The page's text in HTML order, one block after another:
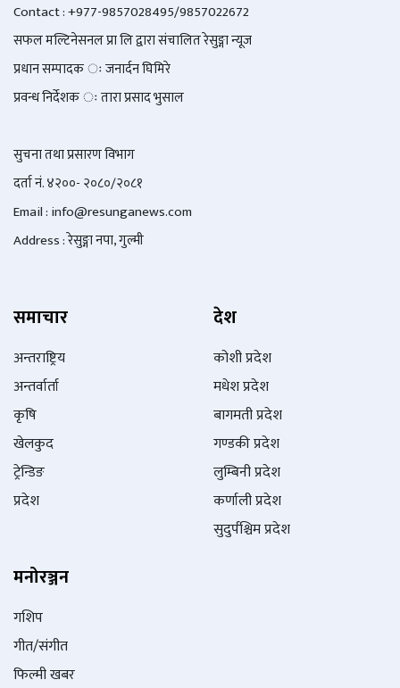
Contact : +977-9857028495/9857022672
सफल मल्टिनेसनल प्रा लि द्वारा संचालित रेसुङ्गा न्यूज
प्रधान सम्पादक ः जनार्दन घिमिरे
प्रवन्ध निर्देशक ः तारा प्रसाद भुसाल
सुचना तथा प्रसारण विभाग
दर्ता नं. ४२००- २०८०/२०८१
Email : info@resunganews.com
Address : रेसुङ्गा नपा, गुल्मी
समाचार
अन्तराष्ट्रिय
अन्तर्वार्ता
कृषि
खेलकुद
ट्रेन्डिङ
प्रदेश
देश
कोशी प्रदेश
मधेश प्रदेश
बागमती प्रदेश
गण्डकी प्रदेश
लुम्बिनी प्रदेश
कर्णाली प्रदेश
सुदुर्पश्चिम प्रदेश
मनोरञ्जन
गशिप
गीत/संगीत
फिल्मी खबर